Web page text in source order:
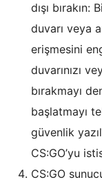
dışı
duvarı veya
erişmesini
duvarınızı
bırakmayı
başlatmayı
güvenlik
CS:GO’yu
CS:GO